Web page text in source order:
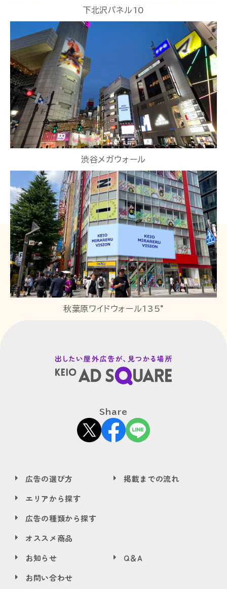
下北沢パネル10
渋谷メガウォール
秋葉原ワイドウォール135°
Share
広告の選び方
掲載までの流れ
エリアから探す
広告の種類から探す
オススメ商品
お知らせ
Q＆A
お問い合わせ